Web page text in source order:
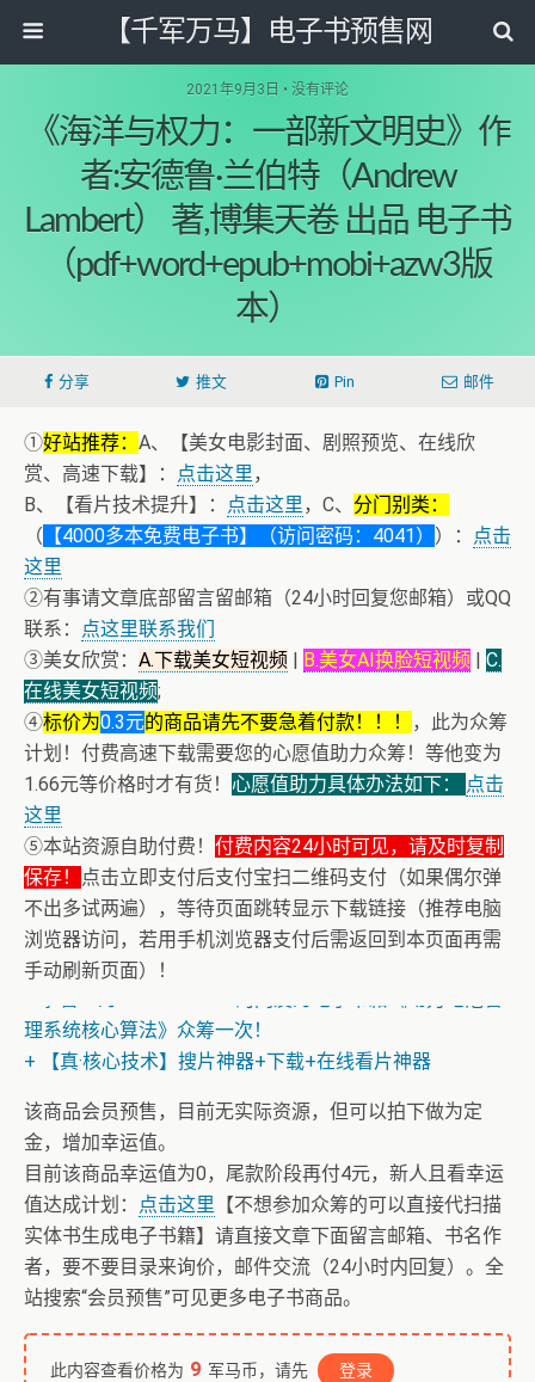
【千军万马】电子书预售网
2021年9月3日 • 没有评论
《海洋与权力：一部新文明史》作
者:安德鲁·兰伯特（Andrew
Lambert） 著,博集天卷 出品 电子书
（pdf+word+epub+mobi+azw3版
本）
分享 推文 Pin 邮件
①好站推荐： A、【美女电影封面、剧照预览、在线欣
赏、高速下载】：
点击这里，
B、【看片技术提升】：
点击这里，C、 分门别类：
（ 【4000多本免费电子书】（访问密码：4041） ）：
点击
这里
②有事请文章底部留言留邮箱（24小时回复您邮箱）或QQ
联系：
点这里联系我们
③美女欣赏： A.下载美女短视频 | B.美女AI换脸短视频 | C.
在线美女短视频;
④标价为0.3元的商品请先不要急着付款！！！
，此为众筹
计划！付费高速下载需要您的心愿值助力众筹！等他变为
1.66元等价格时才有货！ 心愿值助力具体办法如下：
点击
这里
⑤本站资源自助付费！ 付费内容24小时可见，请及时复制
保存！
点击立即支付后支付宝扫二维码支付（如果偶尔弹
不出多试两遍），等待页面跳转显示下载链接（推荐电脑
浏览器访问，若用手机浏览器支付后需返回到本页面再需
手动刷新页面）！
理系统核心算法》众筹一次！
+ 【真·核心技术】搜片神器+下载+在线看片神器
该商品会员预售，目前无实际资源，但可以拍下做为定
金，增加幸运值。
目前该商品幸运值为0，尾款阶段再付4元，新人且看幸运
值达成计划：
点击这里 【不想参加众筹的可以直接代扫描
实体书生成电子书籍】请直接文章下面留言邮箱、书名作
者，要不要目录来询价，邮件交流（24小时内回复）。全
站搜索“会员预售”可见更多电子书商品。
此内容查看价格为 9 军马币，请先 登录